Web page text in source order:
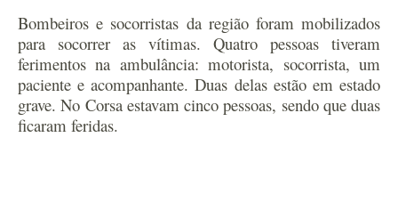
Bombeiros e socorristas da região foram mobilizados
para socorrer as vítimas. Quatro pessoas tiveram
ferimentos na ambulância: motorista, socorrista, um
paciente e acompanhante. Duas delas estão em estado
grave. No Corsa estavam cinco pessoas, sendo que duas
ficaram feridas.